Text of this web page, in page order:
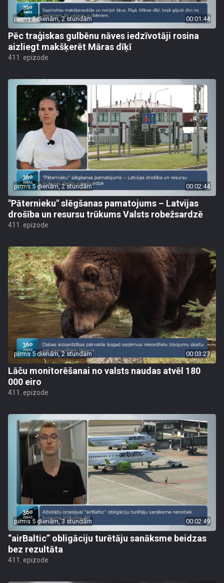
pirms 5 dienām, 2 stundām 00:01:44
Pēc traģiskas gulbēnu nāves iedzīvotāji rosina
aizliegt makšķerēt Māras dīķī
411. epizode
pirms 5 dienām, 2 stundām 00:02:44
"Pāternieku" slēgšanas pamatojums – Latvijas
drošība un resursu trūkums Valsts robežsardzē
411. epizode
pirms 5 dienām, 2 stundām 00:03:27
Lāču monitorēšanai no valsts naudas atvēl 180
000 eiro
411. epizode
pirms 5 dienām, 3 stundām 00:02:49
“airBaltic” obligāciju turētāju sanāksme beidzas
bez rezultāta
411. epizode